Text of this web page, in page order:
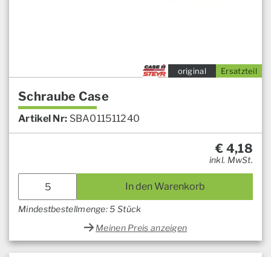
Ersatzteil
original
Schraube Case
Artikel Nr: SBA011511240
€ 4,18
inkl. MwSt.
In den Warenkorb
Mindestbestellmenge: 5 Stück
Meinen Preis anzeigen